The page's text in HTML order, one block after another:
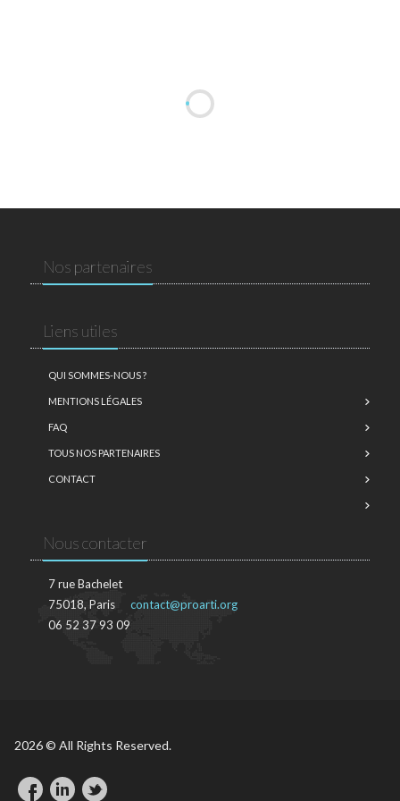
Nos partenaires
Liens utiles
QUI SOMMES-NOUS ?
MENTIONS LÉGALES
FAQ
TOUS NOS PARTENAIRES
CONTACT
Nous contacter
7 rue Bachelet
75018, Paris
06 52 37 93 09
contact@proarti.org
2026 © All Rights Reserved.